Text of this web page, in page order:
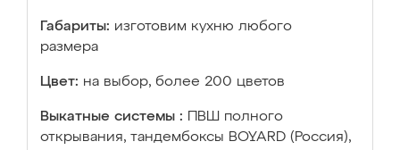
Габариты: изготовим кухню любого
размера
Цвет: на выбор, более 200 цветов
Выкатные системы :
ПВШ полного
открывания, тандембоксы BOYARD (Россия),